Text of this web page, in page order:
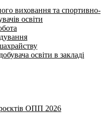
виховання та спортивно-
освіти
освіти в закладі
ОПП 2026